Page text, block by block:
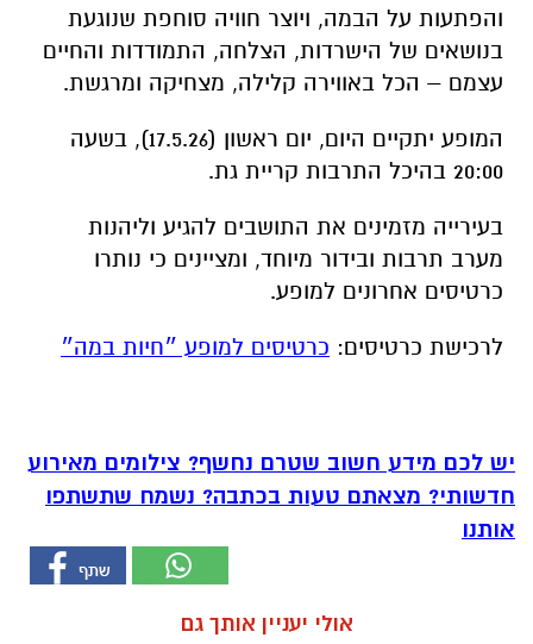
והפתעות על הבמה, ויוצר חוויה סוחפת שנוגעת
בנושאים של הישרדות, הצלחה, התמודדות והחיים
עצמם – הכל באווירה קלילה, מצחיקה ומרגשת.
המופע יתקיים היום, יום ראשון (17.5.26), בשעה
20:00 בהיכל התרבות קריית גת.
בעירייה מזמינים את התושבים להגיע וליהנות
מערב תרבות ובידור מיוחד, ומציינים כי נותרו
כרטיסים אחרונים למופע.
לרכישת כרטיסים: כרטיסים למופע ״חיות במה״
יש לכם מידע חשוב שטרם נחשף? צילומים מאירוע
חדשותי? מצאתם טעות בכתבה? נשמח שתשתפו
אותנו
אולי יעניין אותך גם